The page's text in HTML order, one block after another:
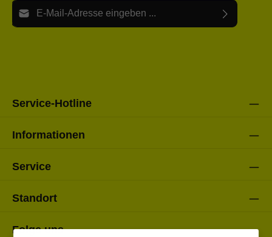
E-Mail-Adresse*
Service-Hotline
Informationen
Service
Standort
Folge uns